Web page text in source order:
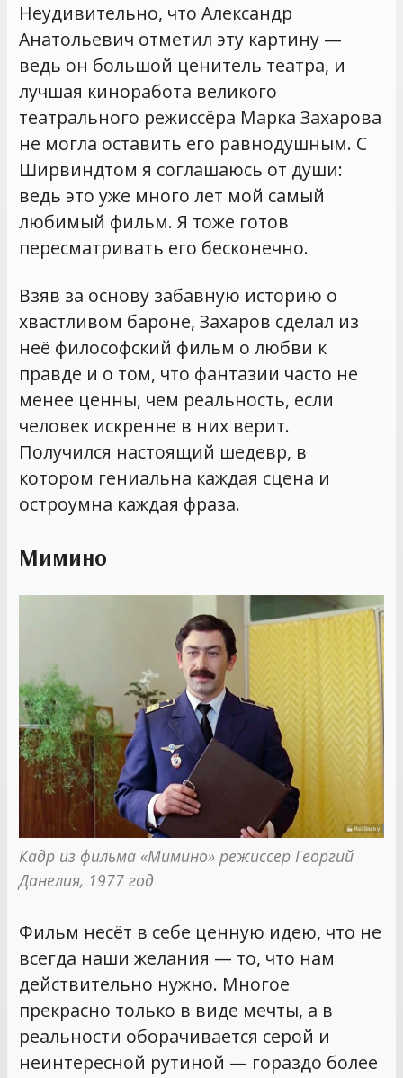
Неудивительно, что Александр
Анатольевич отметил эту картину —
ведь он большой ценитель театра, и
лучшая киноработа великого
театрального режиссёра Марка Захарова
не могла оставить его равнодушным. С
Ширвиндтом я соглашаюсь от души:
ведь это уже много лет мой самый
любимый фильм. Я тоже готов
пересматривать его бесконечно.
Взяв за основу забавную историю о
хвастливом бароне, Захаров сделал из
неё философский фильм о любви к
правде и о том, что фантазии часто не
менее ценны, чем реальность, если
человек искренне в них верит.
Получился настоящий шедевр, в
котором гениальна каждая сцена и
остроумна каждая фраза.
Мимино
Кадр из фильма «Мимино» режиссёр Георгий
Данелия, 1977 год
Фильм несёт в себе ценную идею, что не
всегда наши желания — то, что нам
действительно нужно. Многое
прекрасно только в виде мечты, а в
реальности оборачивается серой и
неинтересной рутиной — гораздо более